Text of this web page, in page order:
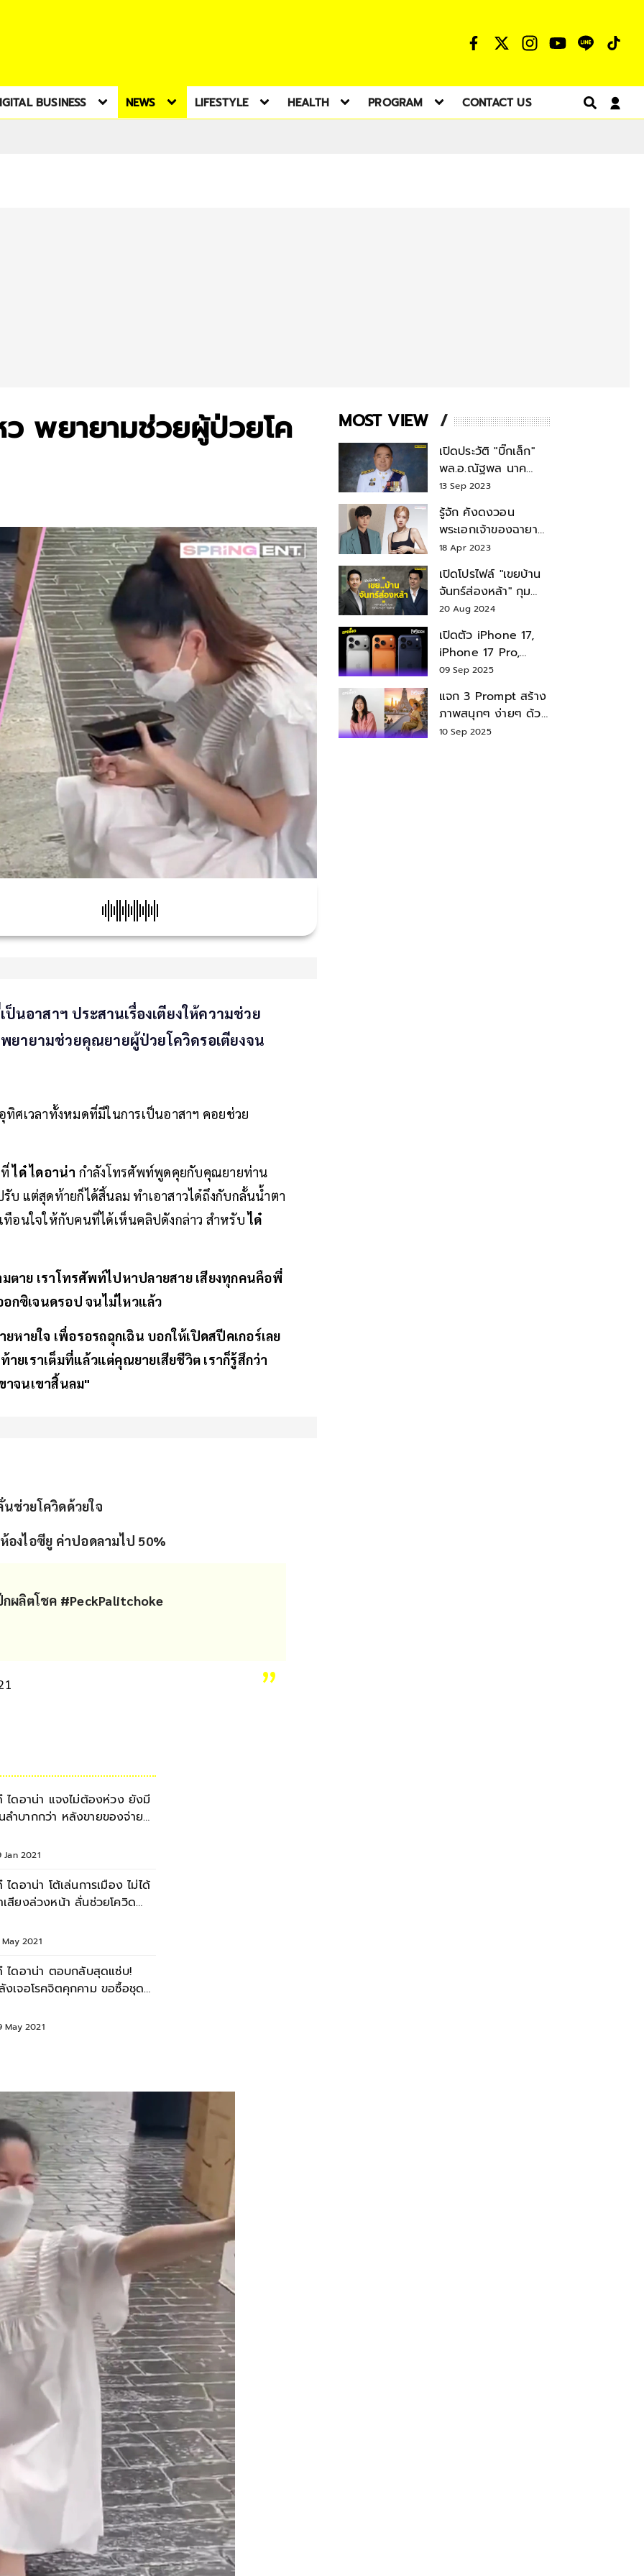
BUSINESS NEWS LIFESTYLE HEALTH PROGRAM CONTACT US
ว พยายามช่วยผู้ป่วยโค
นอาสาฯ ประสานเรื่องเตียงให้ความช่วย
ยายามช่วยคุณยายผู้ป่วยโควิดรอเตียงจน
ศเวลาทั้งหมดที่มีในการเป็นอาสาฯ คอยช่วย
ที่ได๋ ไดอาน่า กำลังโทรศัพท์พูดคุยกับคุณยายท่าน
บ แต่สุดท้ายก็ได้สิ้นลม ทำเอาสาวได๋ถึงกับกลั้นน้ำตา
ทือนใจให้กับคนที่ได้เห็นคลิปดังกล่าว สำหรับได๋
ตาย เราโทรศัพท์ไปหาปลายสาย เสียงทุกคนคือพี่
กซิเจนดรอป จนไม่ไหวแล้ว
หายใจ เพื่อรอรถฉุกเฉิน บอกให้เปิดสปีคเกอร์เลย
ยเราเต็มที่แล้วแต่คุณยายเสียชีวิต เราก็รู้สึกว่า
าจนเขาสิ้นลม"
นช่วยโควิดด้วยใจ
งไอซียู ค่าปอดลามไป 50%
ผลิตโชค #PeckPalitchoke
ไดอาน่า แจงไม่ต้องห่วง ยังมี
ลำบากกว่า หลังขายของจ่าย
Jan 2021
ไดอาน่า โต้เล่นการเมือง ไม่ได้
เสียงล่วงหน้า ลั่นช่วยโควิด
May 2021
ไดอาน่า ตอบกลับสุดแซ่บ!
งเจอโรคจิตคุกคาม ขอซื้อชุด
May 2021
MOST VIEW
เปิดประวัติ "บิ๊กเล็ก"
พล.อ.ณัฐพล นาค
พาณิชย์ จากเลขาฯ
สมช.-เลขาฯ
รมว.กลาโหม
13 Sep 2023
รู้จัก คังดงวอน
พระเอกเจ้าของฉายา
สมบัติแห่งชาติ หลังมี
18 Apr 2023
เปิดโปรไฟล์ "เขยบ้าน
จันทร์ส่องหล้า" กุม
บังเหียนธุรกิจตระกูล
"ชินวัตร"
20 Aug 2024
เปิดตัว iPhone 17,
iPhone 17 Pro,
iPhone 17 Air สเปค
09 Sep 2025
แจก 3 Prompt สร้าง
ภาพสนุกๆ ง่ายๆ ด้วย
Nano Banana ใน
10 Sep 2025